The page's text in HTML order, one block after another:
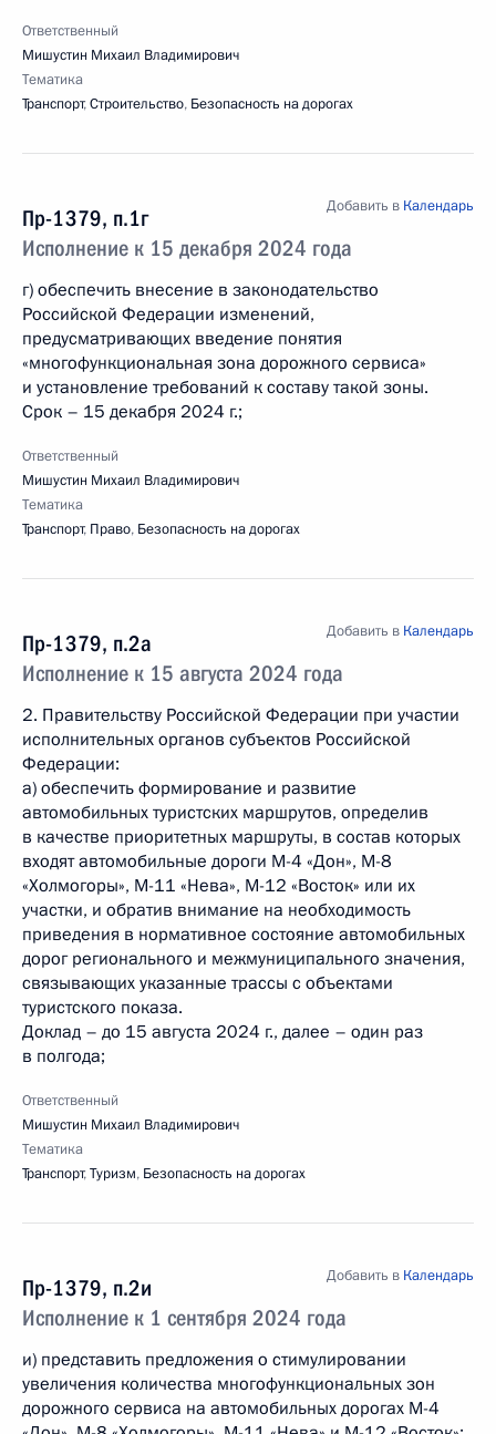
Ответственный
Мишустин Михаил Владимирович
Тематика
Транспорт,Строительство, Безопасность на дорогах
Пр-1379, п.1г
Исполнение к 15 декабря 2024 года
Добавить в Календарь
г) обеспечить внесение в законодательство
Российской Федерации изменений,
предусматривающих введение понятия
«многофункциональная зона дорожного сервиса»
и установление требований к составу такой зоны.
Срок – 15 декабря 2024 г.;
Ответственный
Мишустин Михаил Владимирович
Тематика
Транспорт, Право, Безопасность на дорогах
Пр-1379, п.2а
Исполнение к 15 августа 2024 года
Добавить в Календарь
2. Правительству Российской Федерации при участии
исполнительных органов субъектов Российской
Федерации:
а) обеспечить формирование и развитие
автомобильных туристских маршрутов, определив
в качестве приоритетных маршруты, в состав которых
входят автомобильные дороги М-4 «Дон», М-8
«Холмогоры», М-11 «Нева», М-12 «Восток» или их
участки, и обратив внимание на необходимость
приведения в нормативное состояние автомобильных
дорог регионального и межмуниципального значения,
связывающих указанные трассы с объектами
туристского показа.
Доклад – до 15 августа 2024 г., далее – один раз
в полгода;
Ответственный
Мишустин Михаил Владимирович
Тематика
Транспорт,Туризм, Безопасность на дорогах
Пр-1379, п.2и
Исполнение к 1 сентября 2024 года
Добавить в Календарь
и) представить предложения о стимулировании
увеличения количества многофункциональных зон
дорожного сервиса на автомобильных дорогах М-4